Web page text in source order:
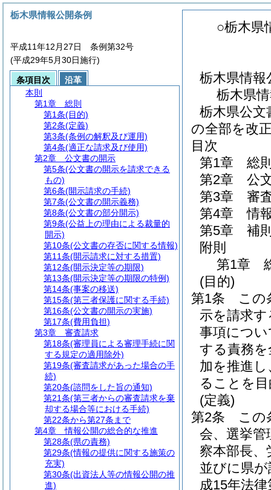
○栃木県
栃木県情
栃木県
栃木県公文
の全部を改
目次
第1章
総
第2章
公
第3章
審
第4章
情
第5章
補
附則
第1章
(目的)
第1条
この
示を請求
事項につ
する責務
加を推進
ることを
(定義)
第2条
この
会、選挙管
察本部長、
並びに県
成15年法
栃木県情報公開条例
平成11年12月27日 条例第32号
(平成29年5月30日施行)
条項目次
沿革
本則
第1章
総則
第1条(目的)
第2条(定義)
第3条(条例の解釈及び運用)
第4条(適正な請求及び使用)
第2章
公文書の開示
第5条(公文書の開示を請求できる
もの)
第6条(開示請求の手続)
第7条(公文書の開示義務)
第8条(公文書の部分開示)
第9条(公益上の理由による裁量的
開示)
第10条(公文書の存否に関する情報)
第11条(開示請求に対する措置)
第12条(開示決定等の期限)
第13条(開示決定等の期限の特例)
第14条(事案の移送)
第15条(第三者保護に関する手続)
第16条(公文書の開示の実施)
第17条(費用負担)
第3章
審査請求
第18条(審理員による審理手続に関
する規定の適用除外)
第19条(審査請求があった場合の手
続)
第20条(諮問をした旨の通知)
第21条(第三者からの審査請求を棄
却する場合等における手続)
第22条から第27条まで
第4章
情報公開の総合的な推進
第28条(県の責務)
第29条(情報の提供に関する施策の
充実)
第30条(出資法人等の情報公開の推
進)